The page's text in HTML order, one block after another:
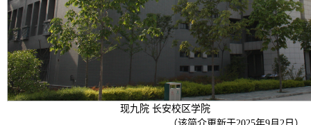
现九院 长安校区学院